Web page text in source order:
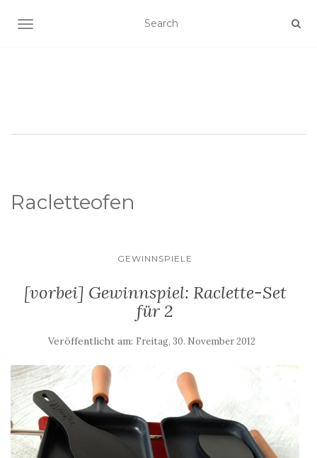
SCHALTE NAVIGATION
Racletteofen
GEWINNSPIELE
[vorbei] Gewinnspiel: Raclette-Set
für 2
Veröffentlicht am: Freitag, 30. November 2012